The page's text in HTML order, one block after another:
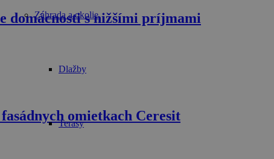
Záhrada a okolie
Dlažby
Terasy
domácnosti s nižšími príjmami
omietkach Ceresit